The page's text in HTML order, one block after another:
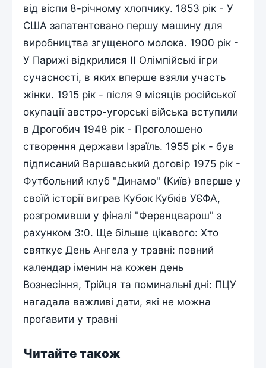
від віспи 8-річному хлопчику. 1853 рік - У
США запатентовано першу машину для
виробництва згущеного молока. 1900 рік -
У Парижі відкрилися II Олімпійські ігри
сучасності, в яких вперше взяли участь
жінки. 1915 рік - після 9 місяців російської
окупації австро-угорські війська вступили
в Дрогобич 1948 рік - Проголошено
створення держави Ізраїль. 1955 рік - був
підписаний Варшавський договір 1975 рік -
Футбольний клуб "Динамо" (Київ) вперше у
своїй історії виграв Кубок Кубків УЄФА,
розгромивши у фіналі "Ференцварош" з
рахунком 3:0. Ще більше цікавого: Хто
святкує День Ангела у травні: повний
календар іменин на кожен день
Вознесіння, Трійця та поминальні дні: ПЦУ
нагадала важливі дати, які не можна
проґавити у травні
Читайте також